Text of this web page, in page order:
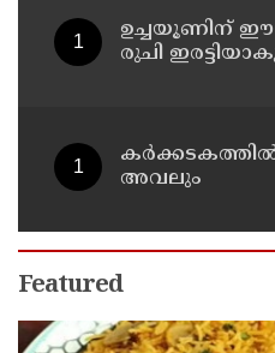
ഉച്ചയൂണിന് ഈ
രുചി
അവലും
Featured